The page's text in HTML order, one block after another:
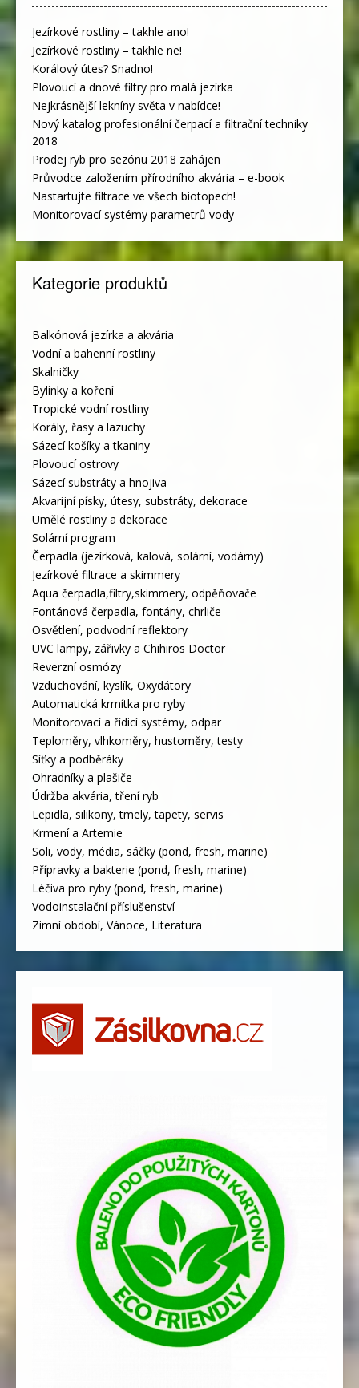
Jezírkové rostliny – takhle ano!
Jezírkové rostliny – takhle ne!
Korálový útes? Snadno!
Plovoucí a dnové filtry pro malá jezírka
Nejkrásnější lekníny světa v nabídce!
Nový katalog profesionální čerpací a filtrační techniky
2018
Prodej ryb pro sezónu 2018 zahájen
Průvodce založením přírodního akvária – e-book
Nastartujte filtrace ve všech biotopech!
Monitorovací systémy parametrů vody
Kategorie produktů
Balkónová jezírka a akvária
Vodní a bahenní rostliny
Skalničky
Bylinky a koření
Tropické vodní rostliny
Korály, řasy a lazuchy
Sázecí košíky a tkaniny
Plovoucí ostrovy
Sázecí substráty a hnojiva
Akvarijní písky, útesy, substráty, dekorace
Umělé rostliny a dekorace
Solární program
Čerpadla (jezírková, kalová, solární, vodárny)
Jezírkové filtrace a skimmery
Aqua čerpadla,filtry,skimmery, odpěňovače
Fontánová čerpadla, fontány, chrliče
Osvětlení, podvodní reflektory
UVC lampy, zářivky a Chihiros Doctor
Reverzní osmózy
Vzduchování, kyslík, Oxydátory
Automatická krmítka pro ryby
Monitorovací a řídicí systémy, odpar
Teploměry, vlhkoměry, hustoměry, testy
Síťky a podběráky
Ohradníky a plašiče
Údržba akvária, tření ryb
Lepidla, silikony, tmely, tapety, servis
Krmení a Artemie
Soli, vody, média, sáčky (pond, fresh, marine)
Přípravky a bakterie (pond, fresh, marine)
Léčiva pro ryby (pond, fresh, marine)
Vodoinstalační příslušenství
Zimní období, Vánoce, Literatura